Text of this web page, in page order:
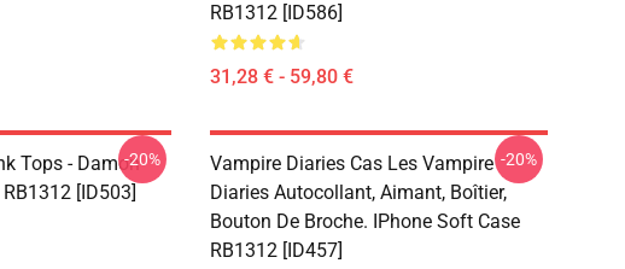
RB1312 [ID586]
31,28 € - 59,80 €
Tops - Damon
[ID503]
-20%
Vampire Diaries Cas Les Vampire
Diaries Autocollant, Aimant, Boîtier,
Bouton De Broche. IPhone Soft Case
RB1312 [ID457]
-20%